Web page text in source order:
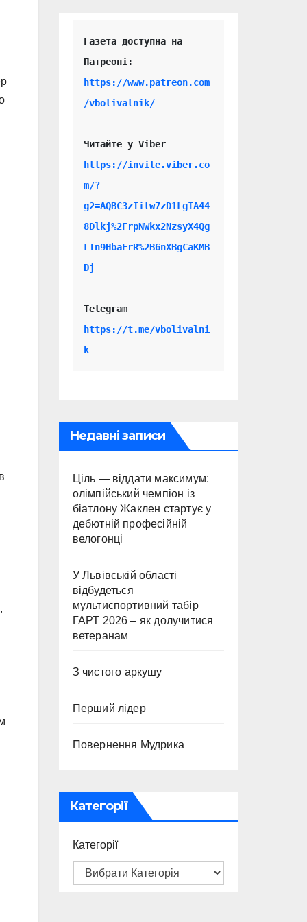
Газета доступна на
https://www.patreon.com
/vbolivalnik/
Читайте у Viber
https://invite.viber.co
m/?
g2=AQBC3zIilw7zD1LgIA44
8Dlkj%2FrpNWkx2NzsyX4Qg
LIn9HbaFrR%2B6nXBgCaKMB
Dj
Telegram
https://t.me/vbolivalni
k
Недавні записи
Ціль — віддати максимум:
олімпійський чемпіон із
біатлону Жаклен стартує у
дебютній професійній
велогонці
У Львівській області
відбудеться
мультиспортивний табір
ГАРТ 2026 – як долучитися
ветеранам
З чистого аркушу
Перший лідер
Повернення Мудрика
Категорії
Категорії